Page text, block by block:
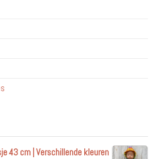
43 cm | Verschillende kleuren